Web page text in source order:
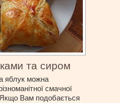
та сиром
яблук можна
смачної
Вам подобається